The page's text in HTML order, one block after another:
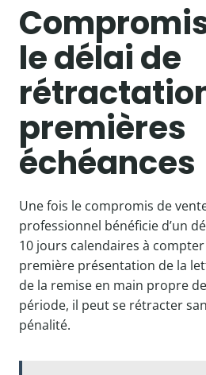
le délai de
premières
échéances
Une fois le compromis de
professionnel bénéficie d’un
10 jours calendaires à
première présentation de la
de la remise en main propre
période, il peut se rétracter
pénalité.